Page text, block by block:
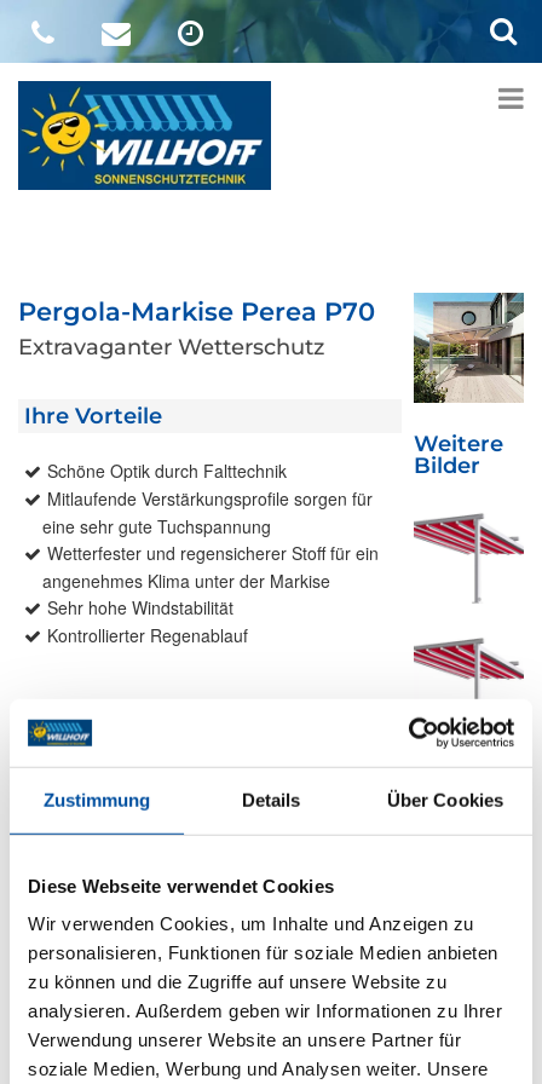
Zustimmung Details Über Cookies
Diese Webseite verwendet Cookies
Wir verwenden Cookies, um Inhalte und Anzeigen zu
personalisieren, Funktionen für soziale Medien anbieten
zu können und die Zugriffe auf unsere Website zu
analysieren. Außerdem geben wir Informationen zu Ihrer
Verwendung unserer Website an unsere Partner für
soziale Medien, Werbung und Analysen weiter. Unsere
Pergola-Markise Perea P70
Extravaganter Wetterschutz
Ihre Vorteile
Schöne Optik durch Falttechnik
Mitlaufende Verstärkungsprofile sorgen für
eine sehr gute Tuchspannung
Wetterfester und regensicherer Stoff für ein
angenehmes Klima unter der Markise
Sehr hohe Windstabilität
Kontrollierter Regenablauf
Produktdetails
max. Breite: 6.000 mm
max. Ausfall: 6.000 mm
Antrieb: Motor
Farbe: Pulverbeschichtet gem. WAREMA
Farbwelt
Markisentuch: Soltis W96
Montage: Wandmontage
Weitere
Bilder